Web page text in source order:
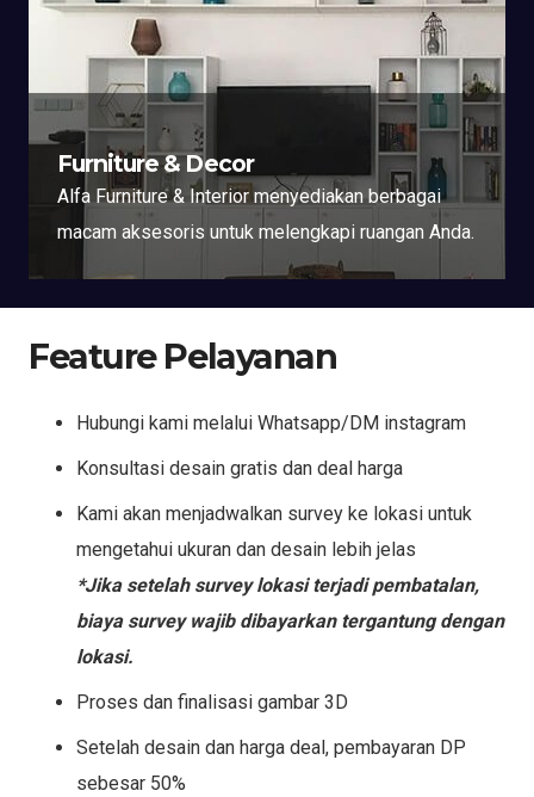
Furniture & Decor
Alfa Furniture & Interior menyediakan berbagai
macam aksesoris untuk melengkapi ruangan Anda.
Feature Pelayanan
Hubungi kami melalui Whatsapp/DM instagram
Konsultasi desain gratis dan deal harga
Kami akan menjadwalkan survey ke lokasi untuk
mengetahui ukuran dan desain lebih jelas
*Jika setelah survey lokasi terjadi pembatalan,
biaya survey wajib dibayarkan tergantung dengan
lokasi.
Proses dan finalisasi gambar 3D
Setelah desain dan harga deal, pembayaran DP
sebesar 50%